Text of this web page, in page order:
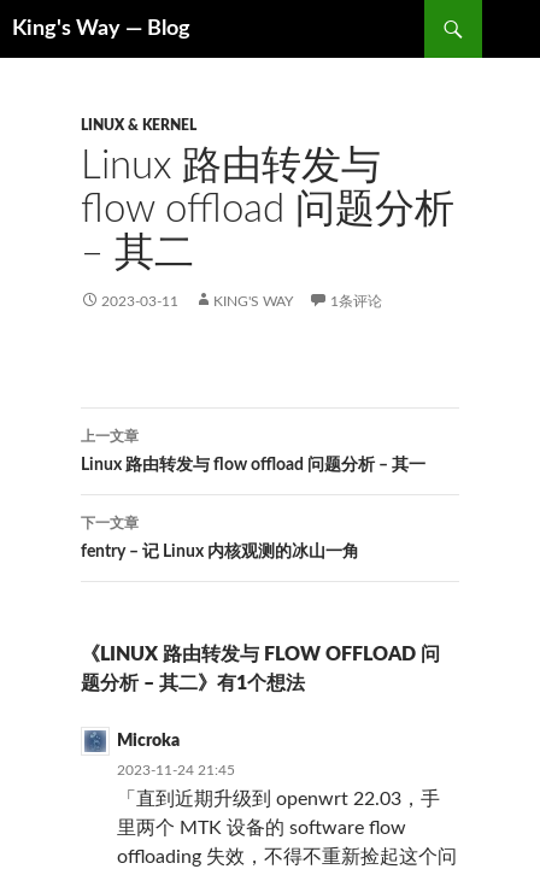
King's Way — Blog
LINUX & KERNEL
Linux 路由转发与
flow offload 问题分析
– 其二
2023-03-11 KING'S WAY 1条评论
文
章
导
航
上一文章
Linux 路由转发与 flow offload 问题分析 – 其一
下一文章
fentry – 记 Linux 内核观测的冰山一角
《LINUX 路由转发与 FLOW OFFLOAD 问
题分析 – 其二》有1个想法
Microka
2023-11-24 21:45
「直到近期升级到 openwrt 22.03，手
里两个 MTK 设备的 software flow
offloading 失效，不得不重新捡起这个问